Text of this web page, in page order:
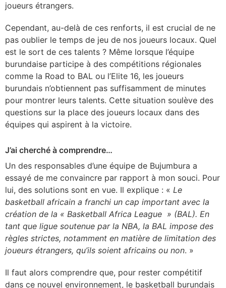
joueurs étrangers.
Cependant, au-delà de ces renforts, il est crucial de ne
pas oublier le temps de jeu de nos joueurs locaux. Quel
est le sort de ces talents ? Même lorsque l’équipe
burundaise participe à des compétitions régionales
comme la Road to BAL ou l’Elite 16, les joueurs
burundais n’obtiennent pas suffisamment de minutes
pour montrer leurs talents. Cette situation soulève des
questions sur la place des joueurs locaux dans des
équipes qui aspirent à la victoire.
J’ai cherché à comprendre…
Un des responsables d’une équipe de Bujumbura a
essayé de me convaincre par rapport à mon souci. Pour
lui, des solutions sont en vue. Il explique : « Le
basketball africain a franchi un cap important avec la
création de la « Basketball Africa League » (BAL). En
tant que ligue soutenue par la NBA, la BAL impose des
règles strictes, notamment en matière de limitation des
joueurs étrangers, qu’ils soient africains ou non. »
Il faut alors comprendre que, pour rester compétitif
dans ce nouvel environnement, le basketball burundais